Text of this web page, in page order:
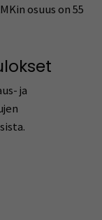
osuus on 55
ja